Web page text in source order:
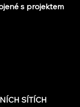
s projektem
SÍTÍCH